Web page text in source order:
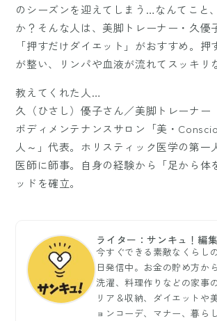
のシーズンを迎えてしまう…なんてこと
か？そんな人は、美脚トレーナー・久優
「押すだけダイエット」がおすすめ。押
が整い、リンパや血液が流れてスッキリ
教えてくれた人…
久（ひさし）優子さん／美脚トレーナー
ボディメンテナンスサロン「美・
人～」代表。ホリスティック医学の第一
医師に師事。自身の経験から「足から体
ッドを確立。
ライター：サンキュ！編
今すぐできる素敵なくらし
日発信中。お金の貯め方か
洗濯、料理作りなどの家事
リア＆収納、ダイエットや
ョンコーデ、マナー、暮ら